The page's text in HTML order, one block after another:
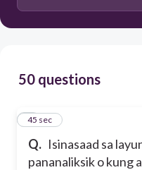
50 questions
Q. Isinasaad sa
pananaliksik o kung
1
45 sec